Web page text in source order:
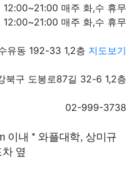
12:00~21:00 매주 화,수 휴무
12:00~21:00 매주 화,수 휴무
유동 192-33 1,2층 지도보기
북구 도봉로87길 32-6 1,2층
02-999-3738
이내 * 와플대학, 상미규
옆